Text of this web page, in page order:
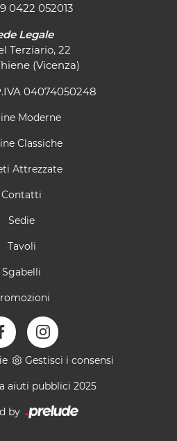
0422 052013
Legale
Terziario, 22
(Vicenza)
04074050248
Moderne
Classiche
Attrezzate
Contatti
Sedie
Tavoli
Sgabelli
Gestisci i consensi
aiuti pubblici 2025
by